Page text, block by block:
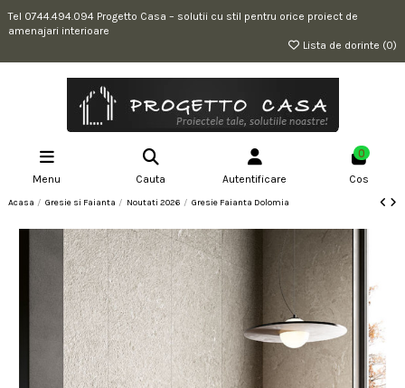
Tel 0744.494.094 Progetto Casa – solutii cu stil pentru orice proiect de
amenajari interioare
Lista de dorinte (0)
Menu Cauta Autentificare
0
Cos
Acasa Gresie si Faianta Noutati 2026 Gresie Faianta Dolomia